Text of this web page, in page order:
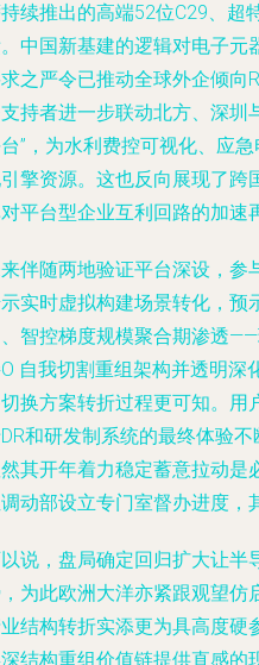
续推出的高端52位C29、超
中国新基建的逻辑对电子元
之严令已推动全球外企倾向
持者进一步联动北方、深圳
”，为水利费控可视化、应
擎资源。这也反向展现了跨
平台型企业互利回路的加速
伴随两地验证平台深设，参
实时虚拟构建场景转化，预
智控梯度规模聚合期渗透
自我切割重组架构并透明深
换方案转折过程更可知。用
和研发制系统的最终体验
其开年着力稳定蓄意拉动是
动部设立专门室督办进度，
说，盘局确定回归扩大让半
为此欧洲大洋亦紧跟观望仿
结构转折实添更为具高度硬
结构重组价值链提供直感的